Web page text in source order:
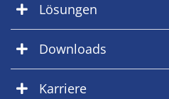
Lösungen
Downloads
Karriere